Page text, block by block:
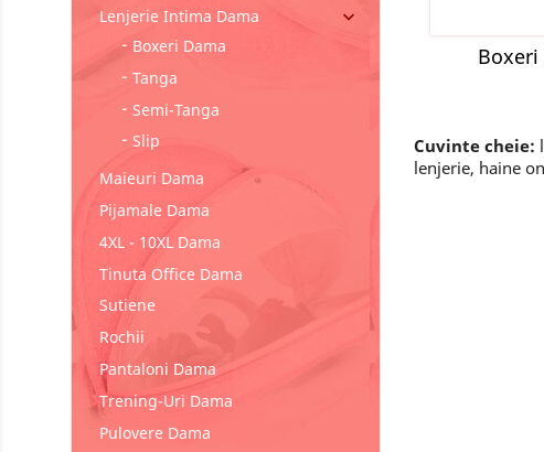
Lenjerie Intima Dama

Boxeri Dama
Tanga
Semi-Tanga
Slip
Maieuri Dama
Pijamale Dama
4XL - 10XL Dama
Tinuta Office Dama
Sutiene
Rochii
Pantaloni Dama
Trening-Uri Dama
Pulovere Dama
Boxeri
Cuvinte cheie:
lenjerie, haine